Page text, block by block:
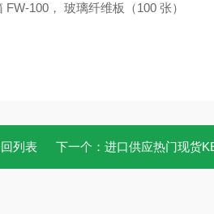
100， 玻璃纤维板（100 张）
列表 下一个： 进口供应热门现货KETT